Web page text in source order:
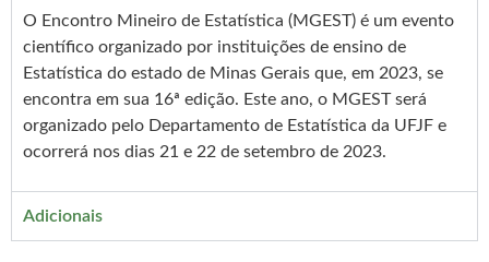
O Encontro Mineiro de Estatística (MGEST) é um evento
científico organizado por instituições de ensino de
Estatística do estado de Minas Gerais que, em 2023, se
encontra em sua 16ª edição. Este ano, o MGEST será
organizado pelo Departamento de Estatística da UFJF e
ocorrerá nos dias 21 e 22 de setembro de 2023.
Adicionais